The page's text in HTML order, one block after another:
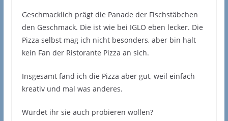
Geschmacklich prägt die Panade der Fischstäbchen
den Geschmack. Die ist wie bei IGLO eben lecker. Die
Pizza selbst mag ich nicht besonders, aber bin halt
kein Fan der Ristorante Pizza an sich.
Insgesamt fand ich die Pizza aber gut, weil einfach
kreativ und mal was anderes.
Würdet ihr sie auch probieren wollen?